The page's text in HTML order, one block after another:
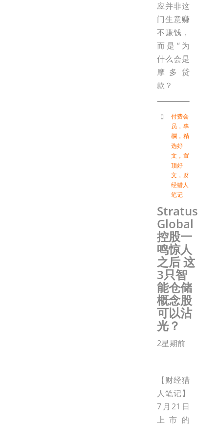
应并非这
门生意赚
不赚钱，
而是“为
什么会是
摩多贷
款？
付费会
员 ， 專
欄 ， 精
选好
文 ， 置
顶好
文 ， 财
经猎人
笔记
Stratus
Global
控股一
鸣惊人
之后 这
3只智
能仓储
概念股
可以沾
光？
2星期前
【财经猎
人笔记】
7月21日
上市的